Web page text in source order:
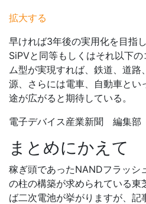
拡大する
早ければ3年後の実用化を目指
SiPVと同等もしくはそれ以下
ム型が実現すれば、鉄道、道路
源、さらには電車、自動車とい
途が広がると期待している。
電子デバイス産業新聞 編集
まとめにかえて
稼ぎ頭であったNANDフラッシ
の柱の構築が求められている東
ば二次電池が挙がりますが、